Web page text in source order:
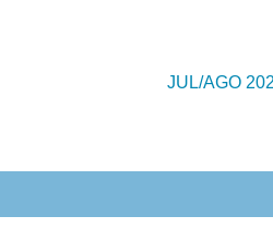
JUL/AGO